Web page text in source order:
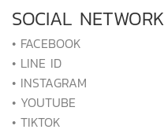
SOCIAL NETWORK
• FACEBOOK
• LINE ID
• INSTAGRAM
• YOUTUBE
• TIKTOK